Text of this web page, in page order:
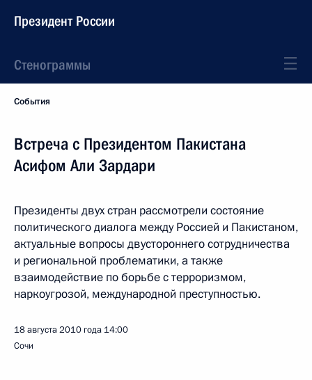
Президент России
Стенограммы
События
Встреча с Президентом Пакистана
Асифом Али Зардари
Президенты двух стран рассмотрели состояние
политического диалога между Россией и Пакистаном,
актуальные вопросы двустороннего сотрудничества
и региональной проблематики, а также
взаимодействие по борьбе с терроризмом,
наркоугрозой, международной преступностью.
18 августа 2010 года 14:00
Сочи